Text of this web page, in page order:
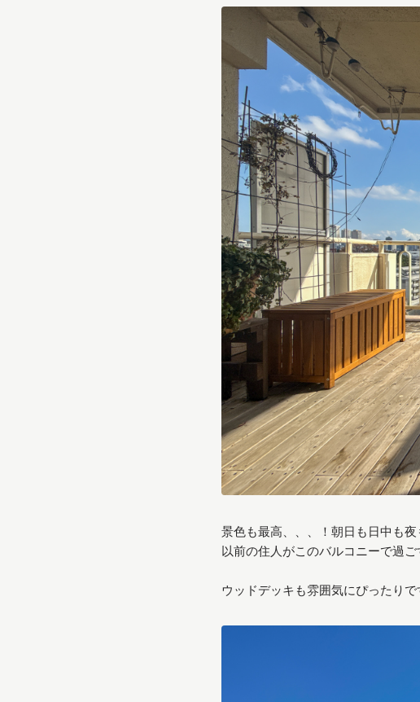
景色も最高、、、！朝日も日中も
以前の住人がこのバルコニーで過
ウッドデッキも雰囲気にぴったり